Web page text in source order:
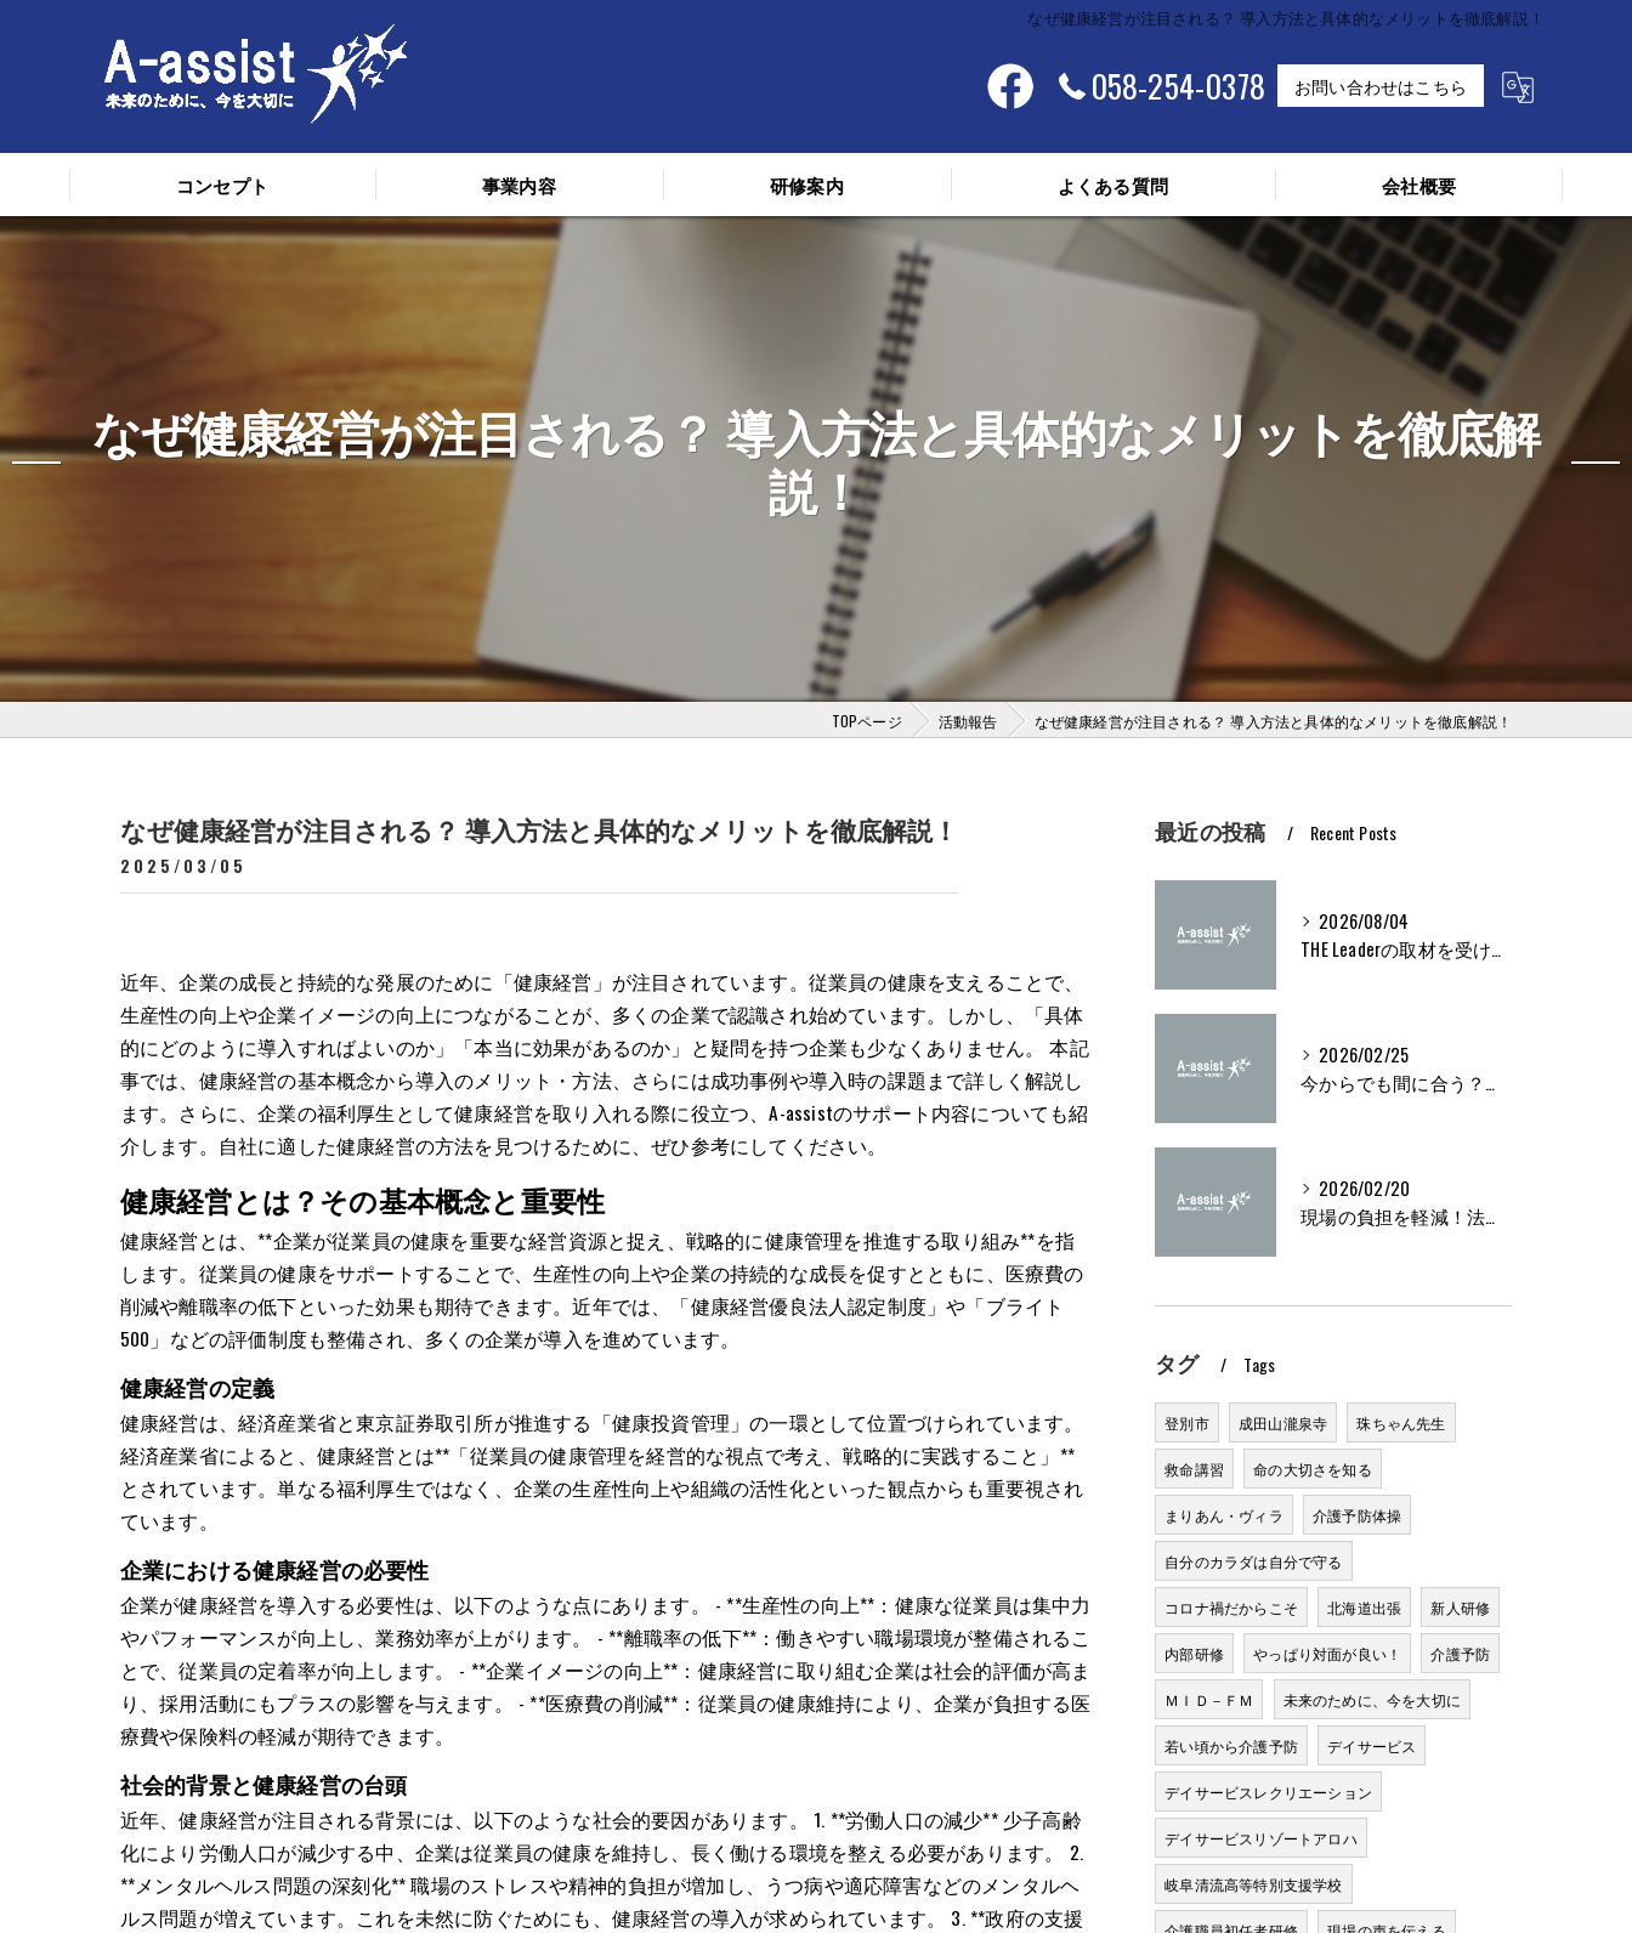
なぜ健康経営が注目される？ 導入方法と具体的なメリットを徹底解説！
058-254-0378 お問い合わせはこちら
コンセプト 事業内容 研修案内 よくある質問 会社概要
なぜ健康経営が注目される？ 導入方法と具体的なメリットを徹底解
説！
TOPページ 活動報告 なぜ健康経営が注目される？ 導入方法と具体的なメリットを徹底解説！
なぜ健康経営が注目される？ 導入方法と具体的なメリットを徹底解説！
2025/03/05
近年、企業の成長と持続的な発展のために「健康経営」が注目されています。従業員の健康を支えることで、
生産性の向上や企業イメージの向上につながることが、多くの企業で認識され始めています。しかし、「具体
的にどのように導入すればよいのか」「本当に効果があるのか」と疑問を持つ企業も少なくありません。 本記
事では、健康経営の基本概念から導入のメリット・方法、さらには成功事例や導入時の課題まで詳しく解説し
ます。さらに、企業の福利厚生として健康経営を取り入れる際に役立つ、A-assistのサポート内容についても紹
介します。自社に適した健康経営の方法を見つけるために、ぜひ参考にしてください。
健康経営とは？その基本概念と重要性
健康経営とは、**企業が従業員の健康を重要な経営資源と捉え、戦略的に健康管理を推進する取り組み**を指
します。従業員の健康をサポートすることで、生産性の向上や企業の持続的な成長を促すとともに、医療費の
削減や離職率の低下といった効果も期待できます。近年では、「健康経営優良法人認定制度」や「ブライト
500」などの評価制度も整備され、多くの企業が導入を進めています。
健康経営の定義
健康経営は、経済産業省と東京証券取引所が推進する「健康投資管理」の一環として位置づけられています。
経済産業省によると、健康経営とは**「従業員の健康管理を経営的な視点で考え、戦略的に実践すること」**
とされています。単なる福利厚生ではなく、企業の生産性向上や組織の活性化といった観点からも重要視され
ています。
企業における健康経営の必要性
企業が健康経営を導入する必要性は、以下のような点にあります。 - **生産性の向上**：健康な従業員は集中力
やパフォーマンスが向上し、業務効率が上がります。 - **離職率の低下**：働きやすい職場環境が整備されるこ
とで、従業員の定着率が向上します。 - **企業イメージの向上**：健康経営に取り組む企業は社会的評価が高ま
り、採用活動にもプラスの影響を与えます。 - **医療費の削減**：従業員の健康維持により、企業が負担する医
療費や保険料の軽減が期待できます。
社会的背景と健康経営の台頭
近年、健康経営が注目される背景には、以下のような社会的要因があります。 1. **労働人口の減少** 少子高齢
化により労働人口が減少する中、企業は従業員の健康を維持し、長く働ける環境を整える必要があります。 2.
**メンタルヘルス問題の深刻化** 職場のストレスや精神的負担が増加し、うつ病や適応障害などのメンタルヘ
ルス問題が増えています。これを未然に防ぐためにも、健康経営の導入が求められています。 3. **政府の支援
最近の投稿 Recent Posts
2026/08/04
THE Leaderの取材を受けました
2026/02/25
今からでも間に合う？ブライト500取得条件をわかりやすく解説
2026/02/20
現場の負担を軽減！法定研修の実施方法とは？
タグ Tags
登別市 成田山瀧泉寺 珠ちゃん先生
救命講習 命の大切さを知る
まりあん・ヴィラ 介護予防体操
自分のカラダは自分で守る
コロナ禍だからこそ 北海道出張 新人研修
内部研修 やっぱり対面が良い！ 介護予防
ＭＩＤ－ＦＭ 未来のために、今を大切に
若い頃から介護予防 デイサービス
デイサービスレクリエーション
デイサービスリゾートアロハ
岐阜清流高等特別支援学校